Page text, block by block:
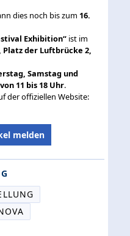
dies noch bis zum 16.
Exhibition“ ist im
der Luftbrücke 2,
Samstag und
11 bis 18 Uhr.
der offiziellen Website:
melden